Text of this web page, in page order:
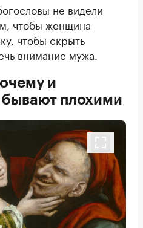
не видели
чтобы женщина
чтобы скрыть
внимание мужа.
и
плохими